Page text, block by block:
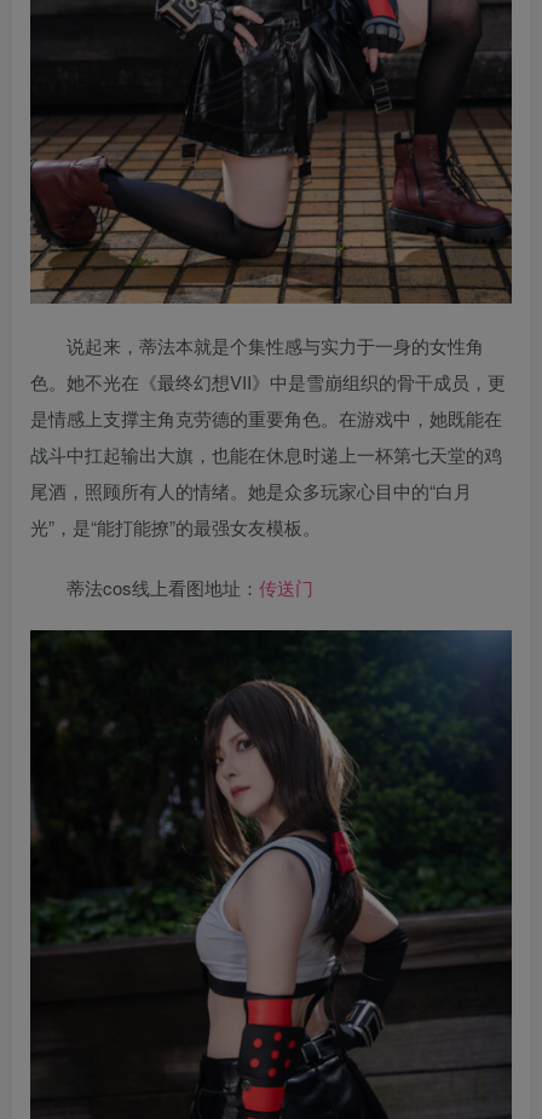
说起来，蒂法本就是个集性感与实力于一身的女性角
色。她不光在《最终幻想VII》中是雪崩组织的骨干成员，更
是情感上支撑主角克劳德的重要角色。在游戏中，她既能在
战斗中扛起输出大旗，也能在休息时递上一杯第七天堂的鸡
尾酒，照顾所有人的情绪。她是众多玩家心目中的“白月
光”，是“能打能撩”的最强女友模板。
蒂法cos线上看图地址： 传送门